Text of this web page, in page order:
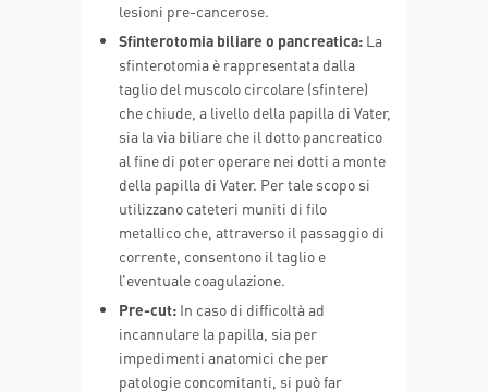
lesioni pre-cancerose.
Sfinterotomia biliare o pancreatica: La
sfinterotomia è rappresentata dalla
taglio del muscolo circolare (sfintere)
che chiude, a livello della papilla di Vater,
sia la via biliare che il dotto pancreatico
al fine di poter operare nei dotti a monte
della papilla di Vater. Per tale scopo si
utilizzano cateteri muniti di filo
metallico che, attraverso il passaggio di
corrente, consentono il taglio e
l’eventuale coagulazione.
Pre-cut: In caso di difficoltà ad
incannulare la papilla, sia per
impedimenti anatomici che per
patologie concomitanti, si può far